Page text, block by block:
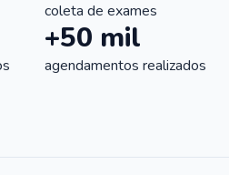
coleta de exames
+50 mil
agendamentos realizados